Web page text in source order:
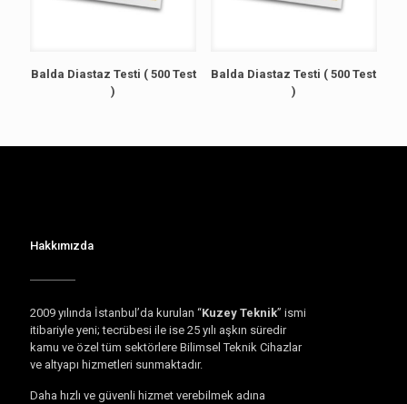
Balda Diastaz Testi ( 500 Test
)
Balda Diastaz Testi ( 500 Test
)
Hakkımızda
2009 yılında İstanbul’da kurulan “Kuzey Teknik” ismi
itibariyle yeni; tecrübesi ile ise 25 yılı aşkın süredir
kamu ve özel tüm sektörlere Bilimsel Teknik Cihazlar
ve altyapı hizmetleri sunmaktadır.
Daha hızlı ve güvenli hizmet verebilmek adına